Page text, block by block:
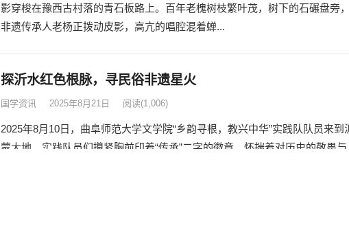
影穿梭在豫西古村落的青石板路上。百年老槐树枝繁叶茂，树下的石碾盘旁
非遗传承人老杨正拨动皮影，高亢的唱腔混着蝉...
探沂水红色根脉，寻民俗非遗星火
国学资讯 2025年8月21日 阅读(1,006)
2025年8月10日，曲阜师范大学文学院“乡韵寻根，教兴中华”实践队队员来到
蒙大地。实践队员们攥紧胸前印着“传承”二字的徽章，怀揣着对历史的敬畏与